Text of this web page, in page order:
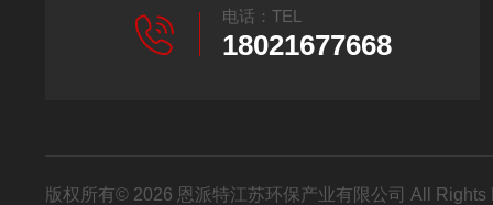
电话：TEL
18021677668
版权所有© 2026 恩派特江苏环保产业有限公司 All